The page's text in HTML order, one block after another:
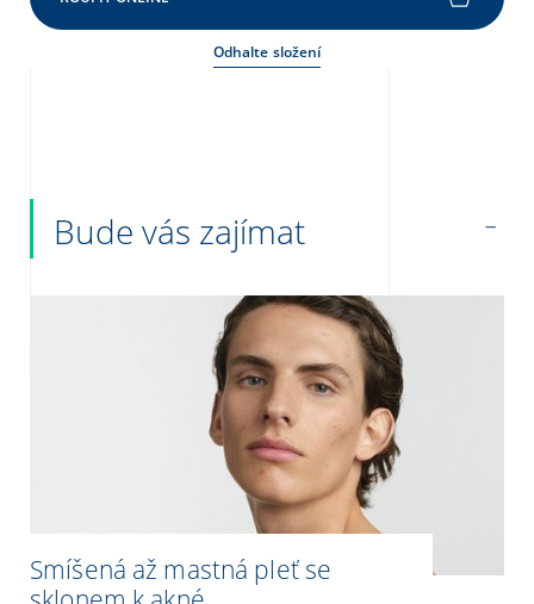
Odhalte složení
Bude vás zajímat
Smíšená až mastná pleť se